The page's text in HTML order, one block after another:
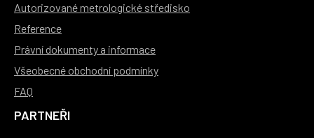
Autorizované metrologické středisko
Reference
Právní dokumenty a informace
Všeobecné obchodní podmínky
FAQ
PARTNEŘI